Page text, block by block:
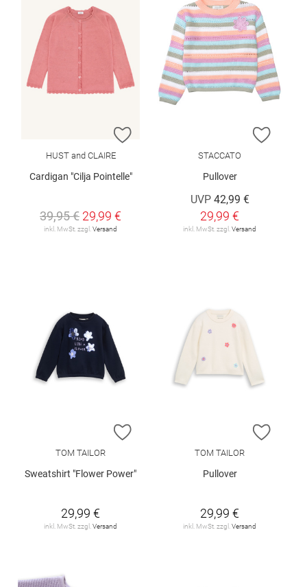
ZUR WUNSCHLISTE HINZUFÜGEN
HUST and CLAIRE
Cardigan "Cilja Pointelle"
39,95 € 29,99 €
inkl. MwSt. zzgl. Versand
ZUR
STACCATO
Pullover
UVP 42,99 €
29,99 €
inkl. MwSt. zzgl. Versand
ZUR WUNSCHLISTE HINZUFÜGEN
TOM TAILOR
Sweatshirt "Flower Power"
29,99 €
inkl. MwSt. zzgl. Versand
ZUR
TOM TAILOR
Pullover
29,99 €
inkl. MwSt. zzgl. Versand